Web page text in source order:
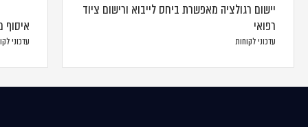
יישום רגולציה מאפשרת ביחס לייבוא ורישום ציוד
רפואי
עדכוני לקוחות
איסוף
עדכוני